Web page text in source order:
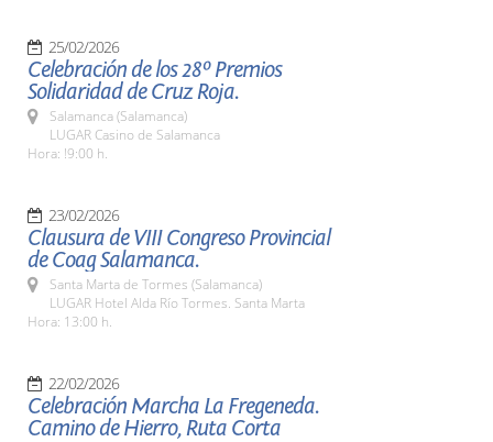
25/02/2026
Celebración de los 28º Premios
Solidaridad de Cruz Roja.
Salamanca (Salamanca)
LUGAR Casino de Salamanca
Hora: !9:00 h.
23/02/2026
Clausura de VIII Congreso Provincial
de Coag Salamanca.
Santa Marta de Tormes (Salamanca)
LUGAR Hotel Alda Río Tormes. Santa Marta
Hora: 13:00 h.
22/02/2026
Celebración Marcha La Fregeneda.
Camino de Hierro, Ruta Corta